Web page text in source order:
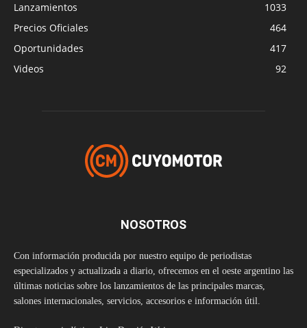
Lanzamientos
1033
Precios Oficiales
464
Oportunidades
417
Videos
92
NOSOTROS
Con información producida por nuestro equipo de periodistas
especializados y actualizada a diario, ofrecemos en el oeste argentino las
últimas noticias sobre los lanzamientos de las principales marcas,
salones internacionales, servicios, accesorios e información útil.